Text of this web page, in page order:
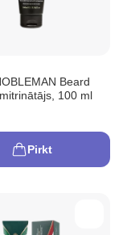
Beard
100 ml
Pirkt